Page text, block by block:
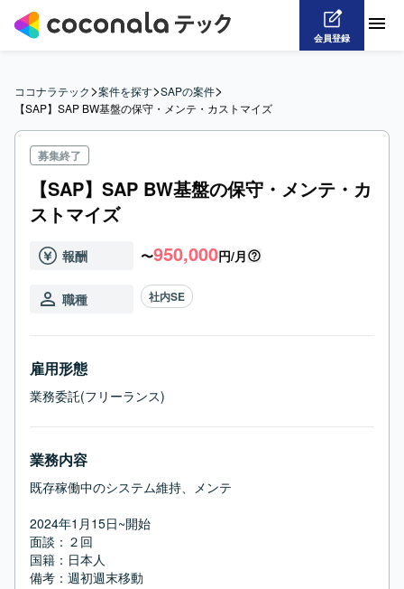
会員登録
ココナラテック>案件を探す>SAPの案件>
【SAP】SAP BW基盤の保守・メンテ・カストマイズ
募集終了
【SAP】SAP BW基盤の保守・メンテ・カ
ストマイズ
報酬 〜950,000円/月
職種 社内SE
雇用形態
業務委託(フリーランス)
業務内容
既存稼働中のシステム維持、メンテ
2024年1月15日~開始
面談：２回
国籍：日本人
備考：週初週末移動